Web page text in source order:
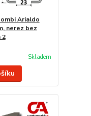
Arialdo
nerez bez
2
Skladem